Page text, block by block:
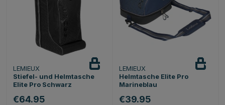
LEMIEUX
Stiefel- und Helmtasche
Elite Pro Schwarz
€64.95
LEMIEUX
Helmtasche Elite Pro
Marineblau
€39.95